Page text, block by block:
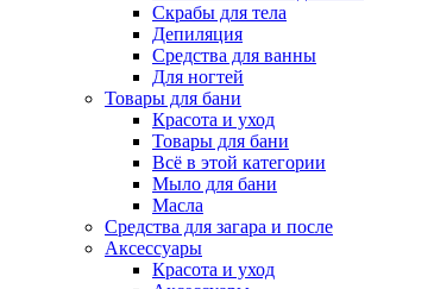
Скрабы для тела
Депиляция
Средства для ванны
Для ногтей
Товары для бани
Красота и уход
Товары для бани
Всё в этой категории
Мыло для бани
Масла
Средства для загара и после
Аксессуары
Красота и уход